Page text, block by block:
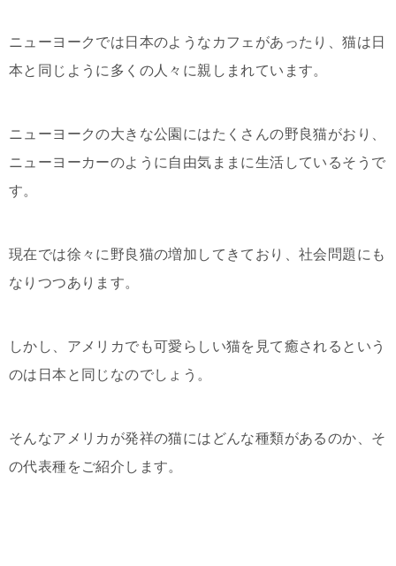
ニューヨークでは日本のようなカフェがあったり、猫は日
本と同じように多くの人々に親しまれています。
ニューヨークの大きな公園にはたくさんの野良猫がおり、
ニューヨーカーのように自由気ままに生活しているそうで
す。
現在では徐々に野良猫の増加してきており、社会問題にも
なりつつあります。
しかし、アメリカでも可愛らしい猫を見て癒されるという
のは日本と同じなのでしょう。
そんなアメリカが発祥の猫にはどんな種類があるのか、そ
の代表種をご紹介します。